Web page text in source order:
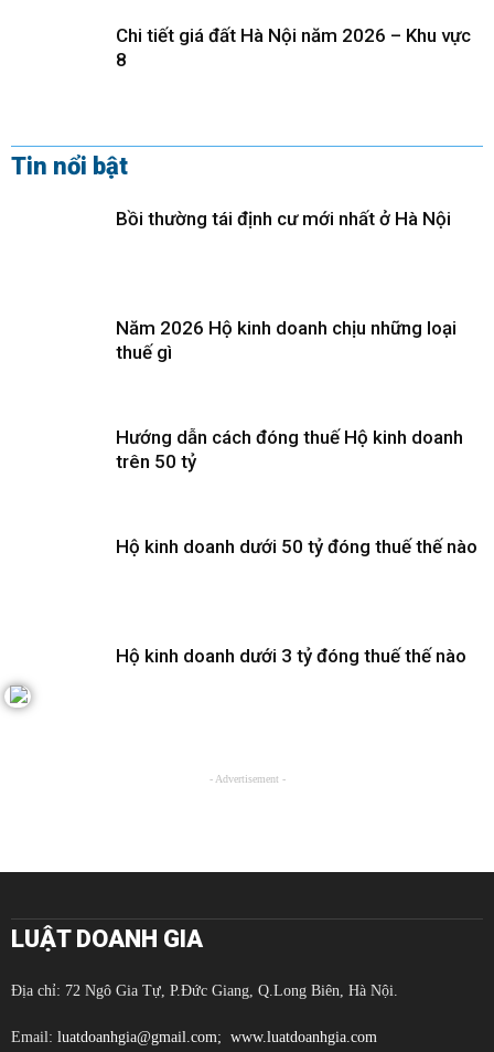
Chi tiết giá đất Hà Nội năm 2026 – Khu vực
8
Tin nổi bật
Bồi thường tái định cư mới nhất ở Hà Nội
Năm 2026 Hộ kinh doanh chịu những loại
thuế gì
Hướng dẫn cách đóng thuế Hộ kinh doanh
trên 50 tỷ
Hộ kinh doanh dưới 50 tỷ đóng thuế thế nào
Hộ kinh doanh dưới 3 tỷ đóng thuế thế nào
- Advertisement -
LUẬT DOANH GIA
Địa chỉ: 72 Ngô Gia Tự, P.Đức Giang, Q.Long Biên, Hà Nội.
Email: luatdoanhgia@gmail.com; www.luatdoanhgia.com